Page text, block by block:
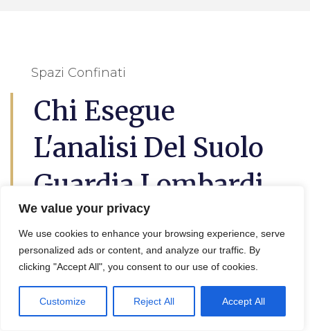
We value your privacy
We use cookies to enhance your browsing experience, serve
personalized ads or content, and analyze our traffic. By
clicking "Accept All", you consent to our use of cookies.
Customize Reject All Accept All
Spazi Confinati
Chi Esegue
L'analisi Del Suolo
Guardia Lombardi
questo è utile per lil progetto di
decontaminazione e bonifica terreni, in
agronomo o un tecnico specializzato.